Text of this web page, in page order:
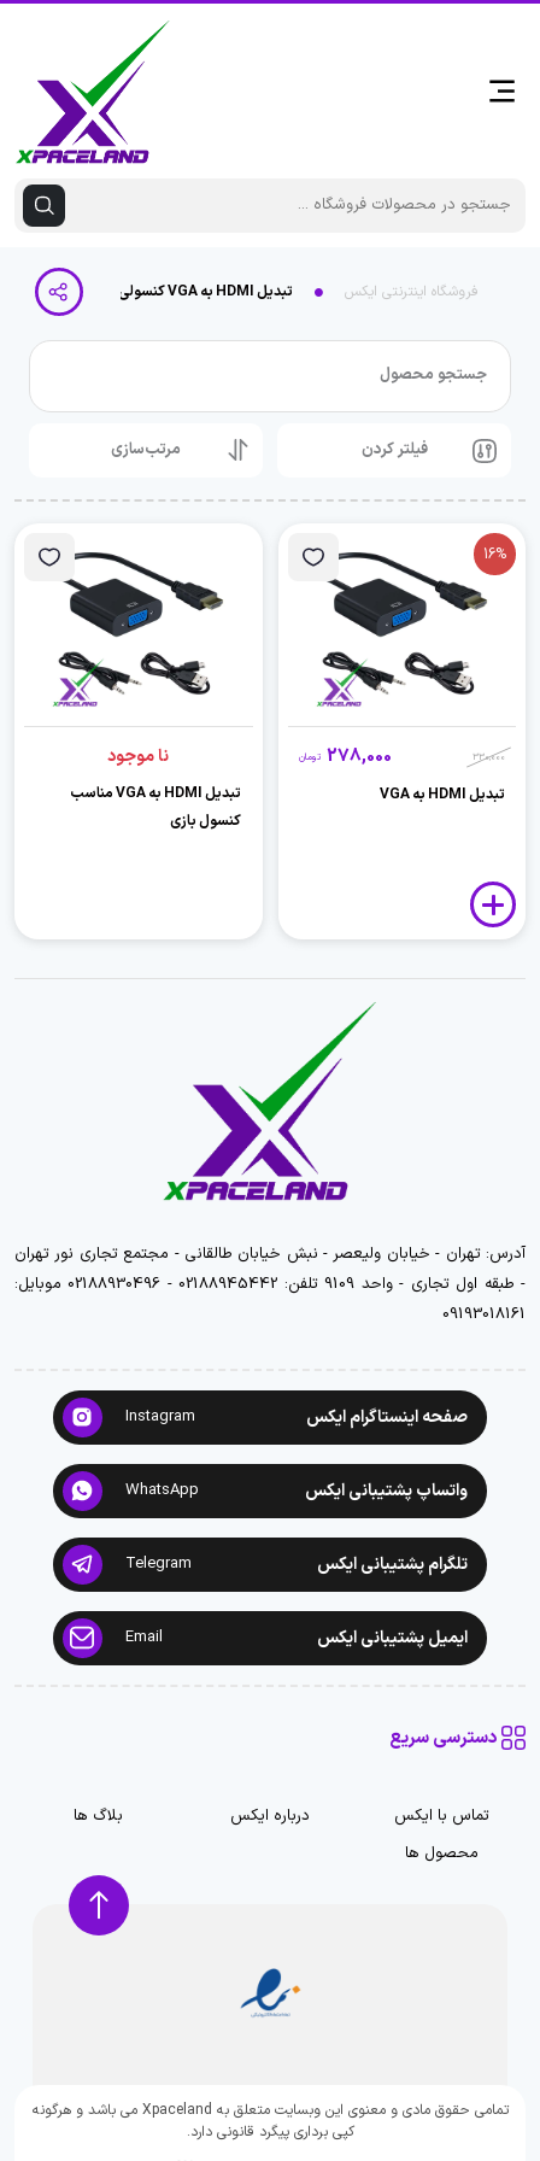
فروشگاه اینترنتی ایکس تبدیل HDMI به VGA کنسولی
جستجو محصول
فیلتر کردن مرتب‌سازی
16%
330,000
278,000 تومان
تبدیل HDMI به VGA
نا موجود
تبدیل HDMI به VGA مناسب
کنسول بازی
آدرس: تهران - خیابان ولیعصر - نبش خیابان طالقانی - مجتمع تجاری نور تهران
- طبقه اول تجاری - واحد 9109 تلفن: 02188945442 - 02188930496 موبایل:
09193018161
صفحه اینستاگرام ایکس Instagram
واتساپ پشتیبانی ایکس WhatsApp
تلگرام پشتیبانی ایکس Telegram
ایمیل پشتیبانی ایکس Email
دسترسی سریع
تماس با ایکس درباره ایکس
بلاگ ها
محصول ها
تمامی حقوق مادی و معنوی این وبسایت متعلق به Xpaceland می باشد و هرگونه
کپی برداری پیگرد قانونی دارد.